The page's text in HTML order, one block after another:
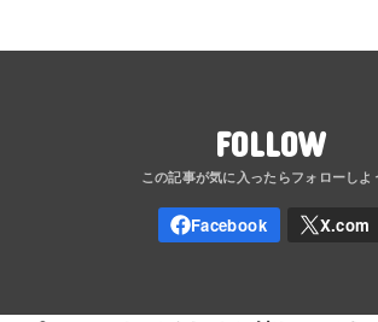
FOLLOW